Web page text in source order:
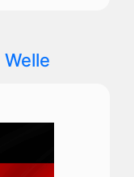
Welle